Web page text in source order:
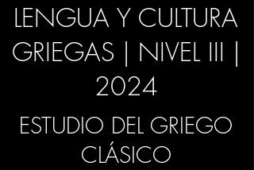
LENGUA Y CULTURA
GRIEGAS | NIVEL III |
2024
ESTUDIO DEL GRIEGO
CLÁSICO